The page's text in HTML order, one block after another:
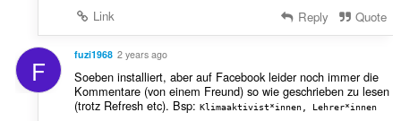
Link
Reply Quote
F fuzi1968 2 years ago
Soeben installiert, aber auf Facebook leider noch immer die
Kommentare (von einem Freund) so wie geschrieben zu lesen
(trotz Refresh etc). Bsp: Klimaaktivist*innen, Lehrer*innen